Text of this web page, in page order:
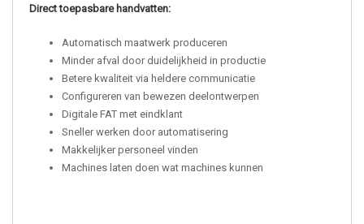
Direct toepasbare handvatten:
Automatisch maatwerk produceren
Minder afval door duidelijkheid in productie
Betere kwaliteit via heldere communicatie
Configureren van bewezen deelontwerpen
Digitale FAT met eindklant
Sneller werken door automatisering
Makkelijker personeel vinden
Machines laten doen wat machines kunnen